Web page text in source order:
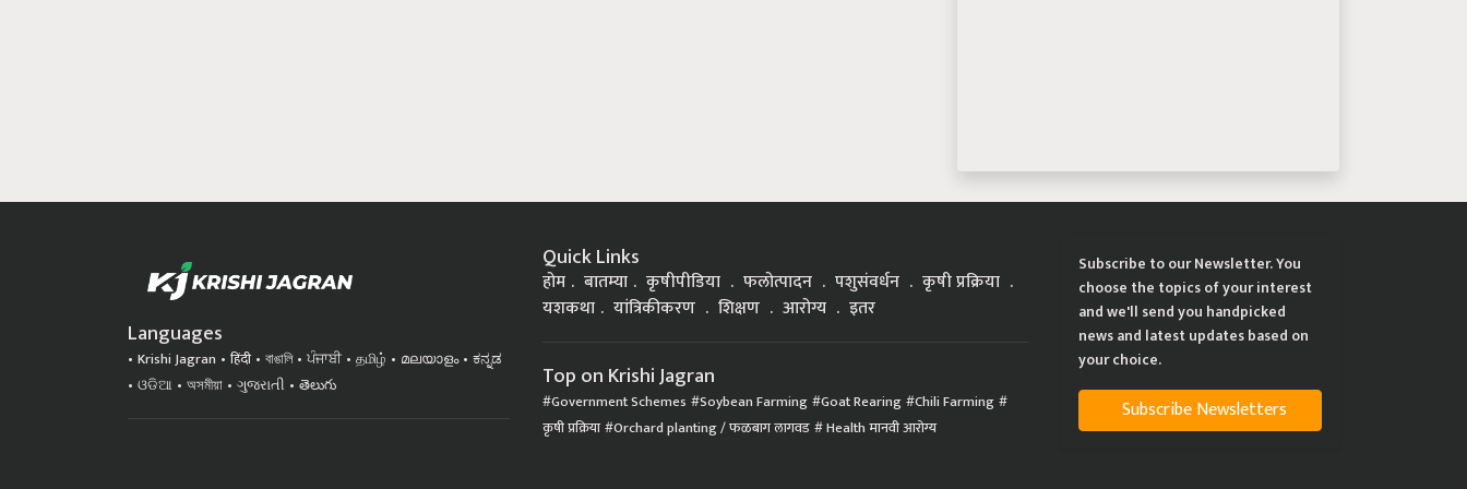
Languages
Krishi Jagran हिंदी বাঙালি ਪੰਜਾਬੀ தமிழ் മലയാളം
ಕನ್ನಡ
ଓଡିଆ
অসমীয়া ગુજરાતી తెలుగు
Quick Links
होम बातम्या कृषीपीडिया फलोत्पादन पशुसंवर्धन
कृषी प्रक्रिया
यशकथा
यांत्रिकीकरण शिक्षण आरोग्य इतर
Top on Krishi Jagran
Government Schemes Soybean Farming Goat Rearing Chili Farming
कृषी प्रक्रिया Orchard planting / फळबाग लागवड Health मानवी आरोग्य
Subscribe to our Newsletter. You
choose the topics of your interest
and we'll send you handpicked
news and latest updates based on
your choice.
Subscribe Newsletters